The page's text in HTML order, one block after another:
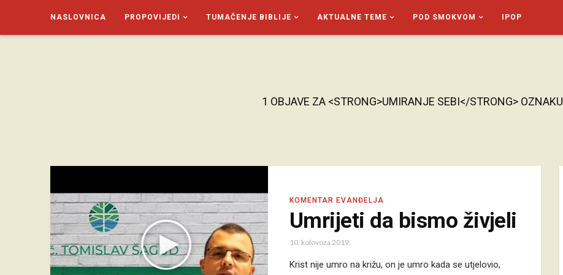
NASLOVNICA PROPOVIJEDI TUMAČENJE BIBLIJE AKTUALNE TEME POD SMOKVOM IPOP
1 OBJAVE ZA <STRONG>UMIRANJE SEBI</STRONG> OZNAKU
KOMENTAR EVANĐELJA
Umrijeti da bismo živjeli
10. kolovoza 2019.
Krist nije umro na križu, on je umro kada se utjelovio,